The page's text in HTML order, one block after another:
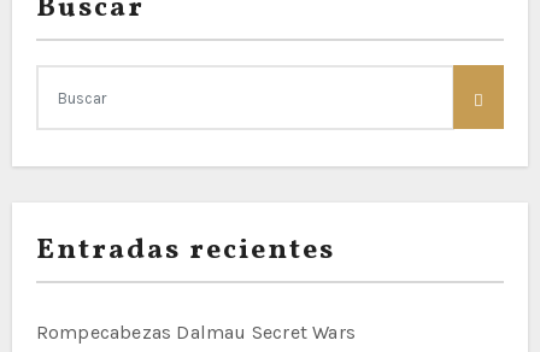
Buscar
Entradas recientes
Rompecabezas Dalmau Secret Wars